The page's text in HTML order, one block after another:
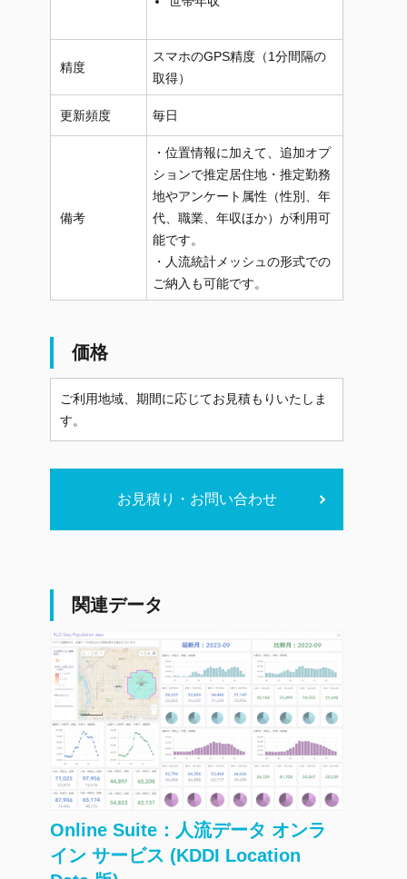
精度
スマホのGPS精度（1分間隔の
取得）
更新頻度 毎日
備考
・位置情報に加えて、追加オプ
ションで推定居住地・推定勤務
地やアンケート属性（性別、年
代、職業、年収ほか）が利用可
能です。
・人流統計メッシュの形式での
ご納入も可能です。
価格
ご利用地域、期間に応じてお見積もりいたしま
す。
お見積り・お問い合わせ
関連データ
Online Suite：人流データ オンラ
イン サービス (KDDI Location